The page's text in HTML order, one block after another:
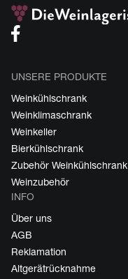
UNSERE PRODUKTE
Weinkühlschrank
Weinklimaschrank
Weinkeller
Bierkühlschrank
Zubehör Weinkühlschrank
Weinzubehör
INFO
Über uns
AGB
Reklamation
Altgerätrücknahme